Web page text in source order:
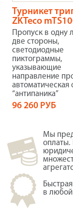
Турникет
ZKTeco
Пропуск в одну
две стороны,
светодиодные
пиктограммы,
указывающие
направление
автоматическая
“антипаника”
96 260 РУБ
Мы
оплаты.
в